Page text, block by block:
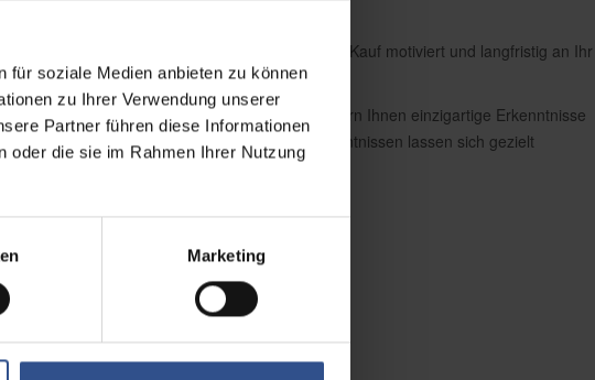
für soziale Medien anbieten zu können
zu Ihrer Verwendung unserer
Partner führen diese Informationen
oder die sie im Rahmen Ihrer Nutzung
Marketing
nicht verloren, können mehr Kunden zum Kauf motiviert und langfristig an Ihr
ganz konkret bei Ihren Mitarbeitern. Wir liefern Ihnen einzigartige Erkenntnisse
Kunden eingehen. Aus diesen Erkenntnissen lassen sich gezielt
und bleiben wettbewerbsfähig.